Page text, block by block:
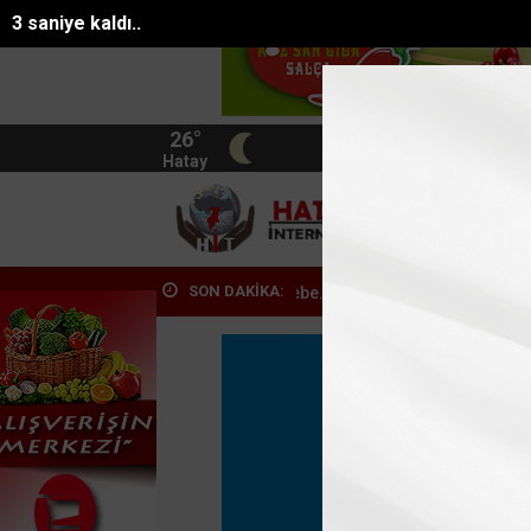
2 saniye kaldı..
26°
Hatay
SON DAKİKA:
25 yıllık içme suyu şebe... Antakyada evlere giren yılanlar